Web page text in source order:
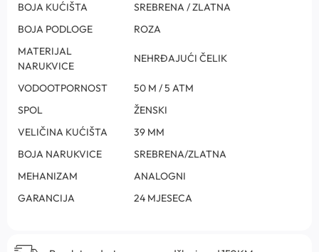
BOJA KUĆIŠTA
SREBRENA / ZLATNA
BOJA PODLOGE
ROZA
MATERIJAL
NARUKVICE
NEHRĐAJUĆI ČELIK
VODOOTPORNOST
50 M / 5 ATM
SPOL
ŽENSKI
VELIČINA KUĆIŠTA
39 MM
BOJA NARUKVICE
SREBRENA/ZLATNA
MEHANIZAM
ANALOGNI
GARANCIJA
24 MJESECA